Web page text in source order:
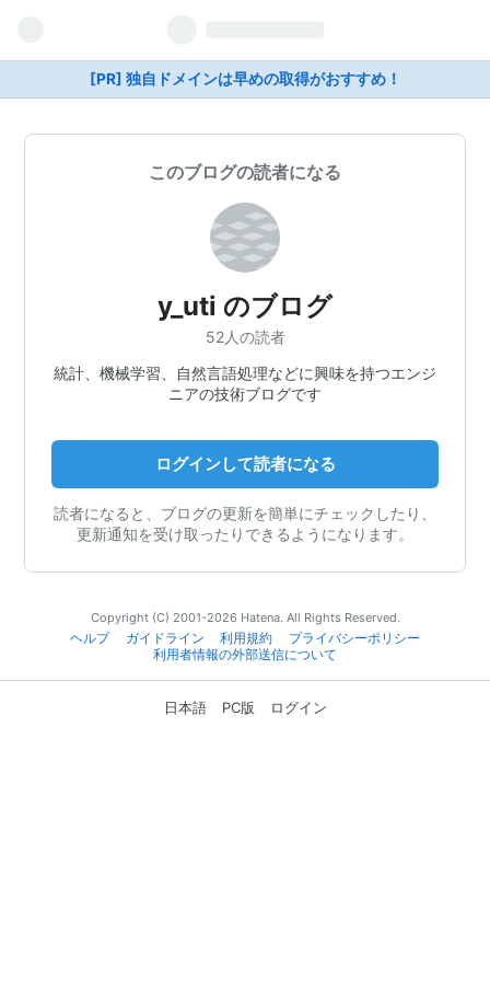
[PR] 独自ドメインは早めの取得がおすすめ！
このブログの読者になる
y_uti のブログ
52人の読者
統計、機械学習、自然言語処理などに興味を持つエンジ
ニアの技術ブログです
ログインして読者になる
読者になると、ブログの更新を簡単にチェックしたり、
更新通知を受け取ったりできるようになります。
Copyright (C) 2001-2026 Hatena. All Rights Reserved.
ヘルプ
ガイドライン 利用規約
プライバシーポリシー
利用者情報の外部送信について
日本語 PC版 ログイン